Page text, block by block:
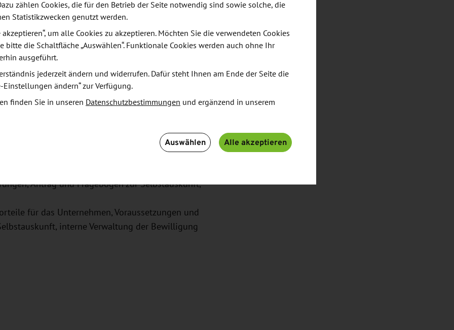
erleichtern und bieten eine Vielzahl an
Grundlagen der unterschiedlichen
bereitet Sie auf die Antragstellung und
Anwendbarkeit, Antragsverfahren,
der Bewilligung
Unternehmen, Anwendbarkeit, Antragsverfahren,
zugelassener Ausführer) - Vorteile für das
Antrag und Fragebögen zur Selbstauskunft,
für das Unternehmen, Voraussetzungen und
interne Verwaltung der Bewilligung
zählen Cookies, die für den Betrieb der Seite notwendig sind sowie solche, die
Statistikzwecken genutzt werden.
um alle Cookies zu akzeptieren. Möchten Sie die verwendeten Cookies
bitte die Schaltfläche „Auswählen“. Funktionale Cookies werden auch ohne Ihr
ausgeführt.
jederzeit ändern und widerrufen. Dafür steht Ihnen am Ende der Seite die
Einstellungen ändern“ zur Verfügung.
finden Sie in unseren Datenschutzbestimmungen und ergänzend in unserem
Auswählen Alle akzeptieren